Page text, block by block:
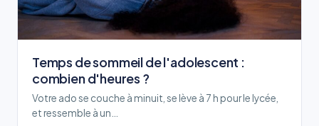
Temps de sommeil de l'adolescent :
combien d'heures ?
Votre ado se couche à minuit, se lève à 7 h pour le lycée,
et ressemble à un…